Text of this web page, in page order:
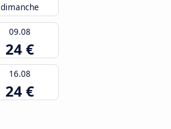
dimanche
09.08
24 €
16.08
24 €